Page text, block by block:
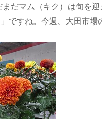
だマム（キク）は旬を迎
ですね。今週、大田市場